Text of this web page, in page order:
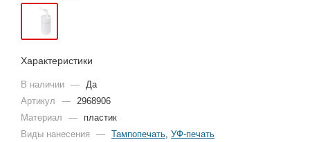
Характеристики
В наличии —
Да
Артикул
—
2968906
Материал
—
пластик
Виды нанесения
— Тампопечать УФ-печать